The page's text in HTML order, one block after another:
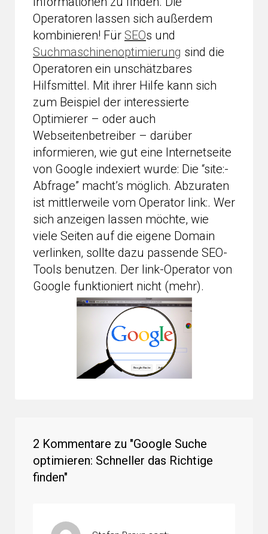
Operatoren lassen sich außerdem
kombinieren! Für SEOs und
Suchmaschinenoptimierung sind die
Operatoren ein unschätzbares
Hilfsmittel. Mit ihrer Hilfe kann sich
zum Beispiel der interessierte
Optimierer – oder auch
Webseitenbetreiber – darüber
informieren, wie gut eine Internetseite
von Google indexiert wurde: Die “site:-
Abfrage” macht’s möglich. Abzuraten
ist mittlerweile vom Operator link:. Wer
sich anzeigen lassen möchte, wie
viele Seiten auf die eigene Domain
verlinken, sollte dazu passende SEO-
Tools benutzen. Der link-Operator von
Google funktioniert nicht (mehr).
2 Kommentare zu "Google Suche
optimieren: Schneller das Richtige
finden"